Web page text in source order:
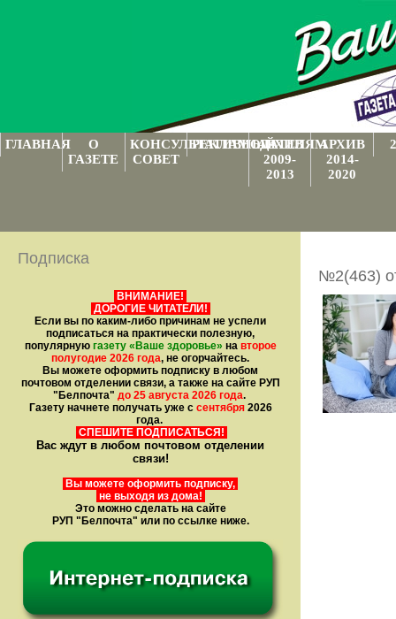
ГЛАВНАЯ
О
ГАЗЕТЕ
КОНСУЛЬТАТИВНЫЙ
СОВЕТ
РЕКЛАМОДАТЕЛЯМ
АРХИВ
2009-
2013
АРХИВ
2014-
2020
Подписка
ВНИМАНИЕ!
ДОРОГИЕ ЧИТАТЕЛИ!
Если вы по каким-либо причинам не успели
подписаться на практически полезную,
популярную газету «Ваше здоровье» на второе
полугодие 2026 года, не огорчайтесь.
Вы можете оформить подписку в любом
почтовом отделении связи, а также на сайте РУП
"Белпочта" до 25 августа 2026 года.
Газету начнете получать уже с сентября2026
года.
СПЕШИТЕ ПОДПИСАТЬСЯ!
Вас ждут в любом почтовом отделении
связи!
Вы можете оформить подписку,
не выходя из дома!
Это можно сделать на сайте
РУП "Белпочта" или по ссылке ниже.
№2(463)